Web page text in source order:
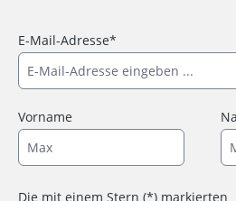
E-Mail-Adresse*
Vorname
Die mit einem Stern (*) markierten